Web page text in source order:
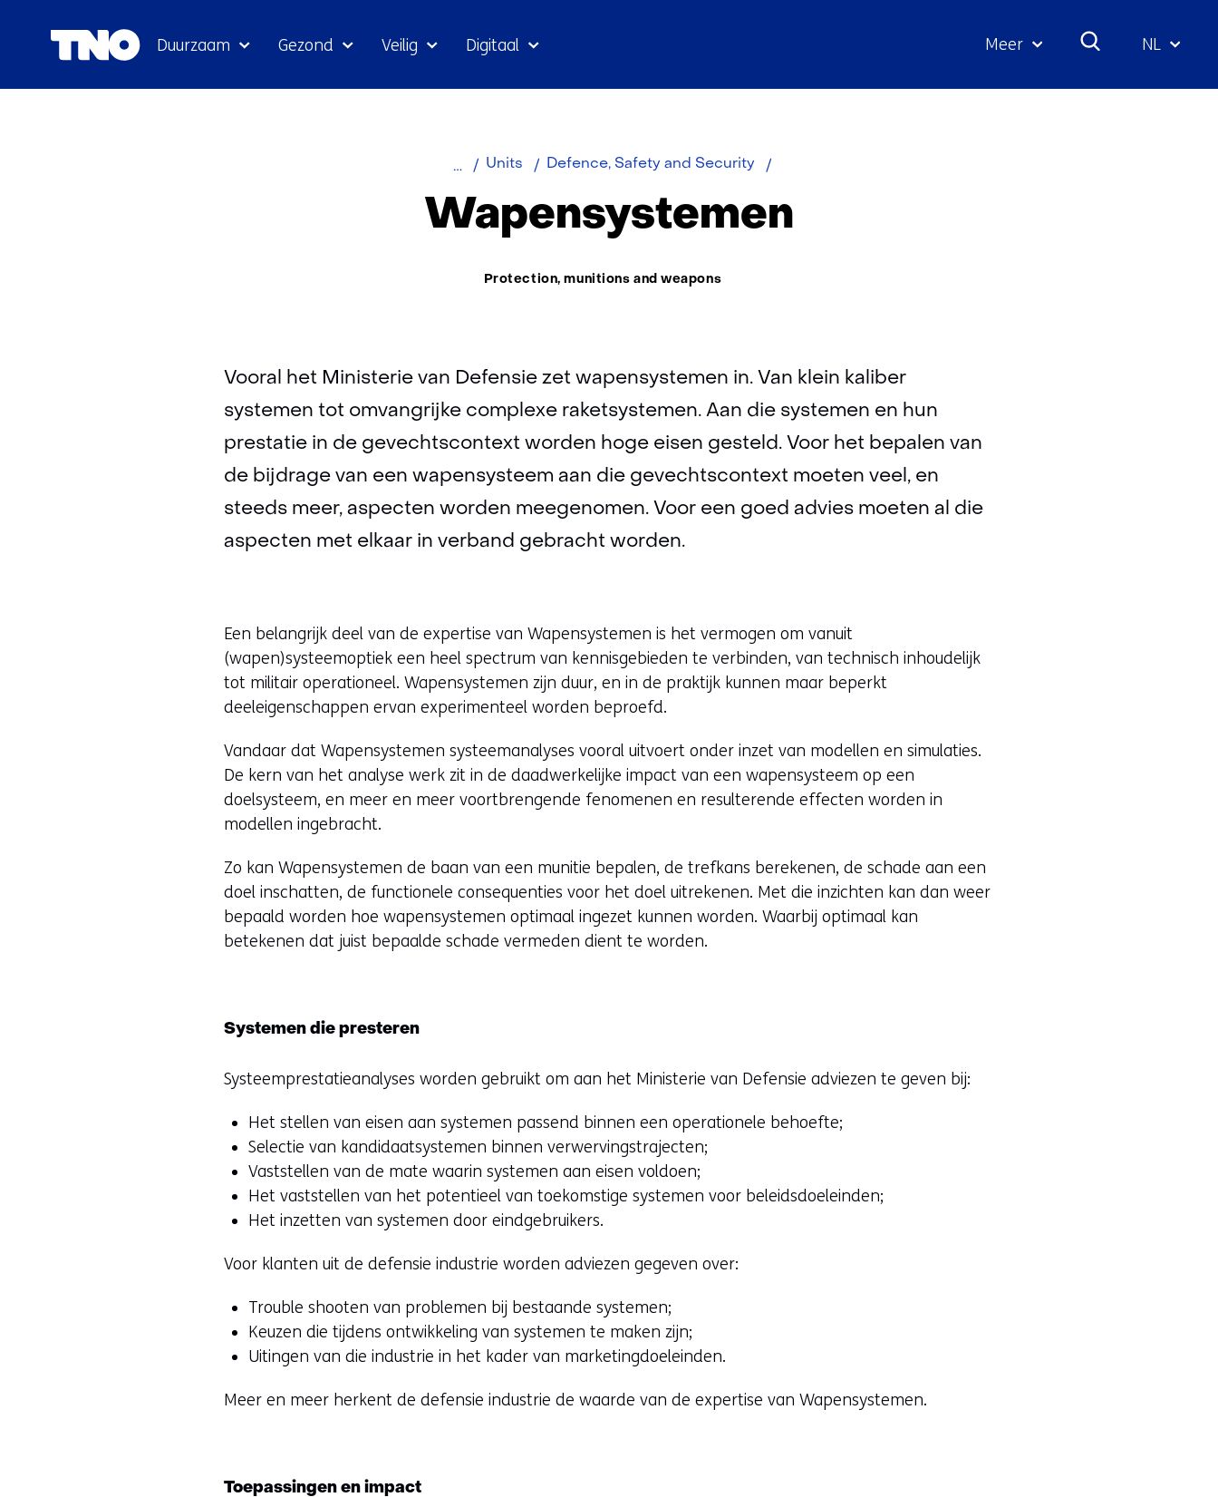
Duurzaam Gezond Veilig Digitaal Meer NL
Home
Over Units Defence, Safety and Security Wapensystemen
Wapensystemen
Thema:
Protection, munitions and weapons
Vooral het Ministerie van Defensie zet wapensystemen in. Van klein kaliber
systemen tot omvangrijke complexe raketsystemen. Aan die systemen en hun
prestatie in de gevechtscontext worden hoge eisen gesteld. Voor het bepalen van
de bijdrage van een wapensysteem aan die gevechtscontext moeten veel, en
steeds meer, aspecten worden meegenomen. Voor een goed advies moeten al die
aspecten met elkaar in verband gebracht worden.
Een belangrijk deel van de expertise van Wapensystemen is het vermogen om vanuit
(wapen)systeemoptiek een heel spectrum van kennisgebieden te verbinden, van technisch inhoudelijk
tot militair operationeel. Wapensystemen zijn duur, en in de praktijk kunnen maar beperkt
deeleigenschappen ervan experimenteel worden beproefd.
Vandaar dat Wapensystemen systeemanalyses vooral uitvoert onder inzet van modellen en simulaties.
De kern van het analyse werk zit in de daadwerkelijke impact van een wapensysteem op een
doelsysteem, en meer en meer voortbrengende fenomenen en resulterende effecten worden in
modellen ingebracht.
Zo kan Wapensystemen de baan van een munitie bepalen, de trefkans berekenen, de schade aan een
doel inschatten, de functionele consequenties voor het doel uitrekenen. Met die inzichten kan dan weer
bepaald worden hoe wapensystemen optimaal ingezet kunnen worden. Waarbij optimaal kan
betekenen dat juist bepaalde schade vermeden dient te worden.
Systemen die presteren
Systeemprestatieanalyses worden gebruikt om aan het Ministerie van Defensie adviezen te geven bij:
Het stellen van eisen aan systemen passend binnen een operationele behoefte;
Selectie van kandidaatsystemen binnen verwervingstrajecten;
Vaststellen van de mate waarin systemen aan eisen voldoen;
Het vaststellen van het potentieel van toekomstige systemen voor beleidsdoeleinden;
Het inzetten van systemen door eindgebruikers.
Voor klanten uit de defensie industrie worden adviezen gegeven over:
Trouble shooten van problemen bij bestaande systemen;
Keuzen die tijdens ontwikkeling van systemen te maken zijn;
Uitingen van die industrie in het kader van marketingdoeleinden.
Meer en meer herkent de defensie industrie de waarde van de expertise van Wapensystemen.
Toepassingen en impact